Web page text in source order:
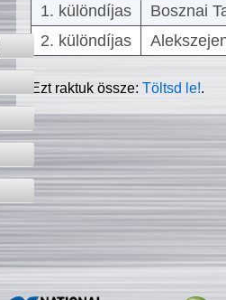
1. különdíjas
Bosznai
2. különdíjas
Ezt raktuk össze:Töltsd le!.